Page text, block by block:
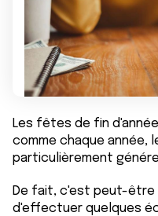
Les fêtes de fin
comme chaque année,
particulièrement
De fait, c'est peut-être
d'effectuer quelques